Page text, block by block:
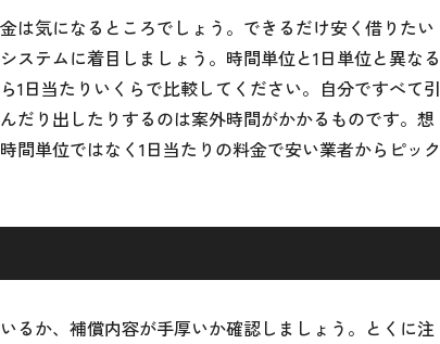
は気になるところでしょう。できるだけ安く借りたい
ステムに着目しましょう。時間単位と1日単位と異なる
1日当たりいくらで比較してください。自分ですべて引
だり出したりするのは案外時間がかかるものです。想
間単位ではなく1日当たりの料金で安い業者からピック
るか、補償内容が手厚いか確認しましょう。とくに注